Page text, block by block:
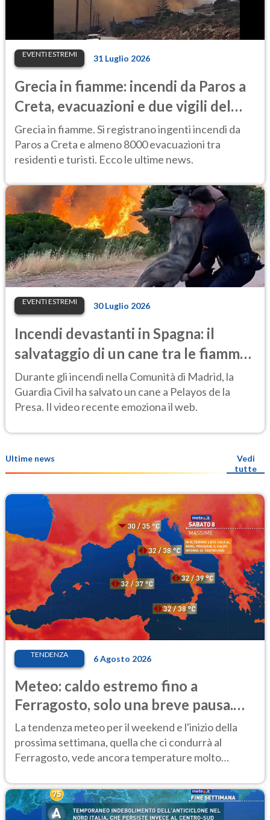
EVENTI ESTREMI 31 Luglio 2026
Grecia in fiamme: incendi da Paros a
Creta, evacuazioni e due vigili del
fuoco morti
Grecia in fiamme. Si registrano ingenti incendi da
Paros a Creta e almeno 8000 evacuazioni tra
residenti e turisti. Ecco le ultime news.
EVENTI ESTREMI 30 Luglio 2026
Incendi devastanti in Spagna: il
salvataggio di un cane tra le fiamme
emoziona il web
Durante gli incendi nella Comunità di Madrid, la
Guardia Civil ha salvato un cane a Pelayos de la
Presa. Il video recente emoziona il web.
Ultime news
Vedi
tutte
TENDENZA 6 Agosto 2026
Meteo: caldo estremo fino a
Ferragosto, solo una breve pausa.
Ecco dove
La tendenza meteo per il weekend e l'inizio della
prossima settimana, quella che ci condurrà al
Ferragosto, vede ancora temperature molto